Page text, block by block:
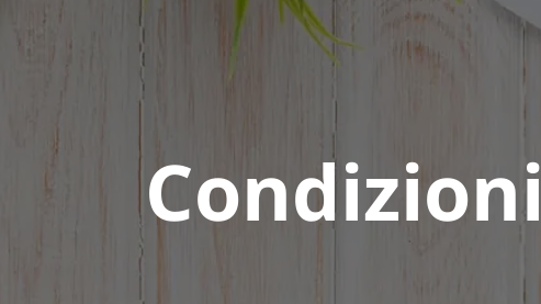
Condizioni